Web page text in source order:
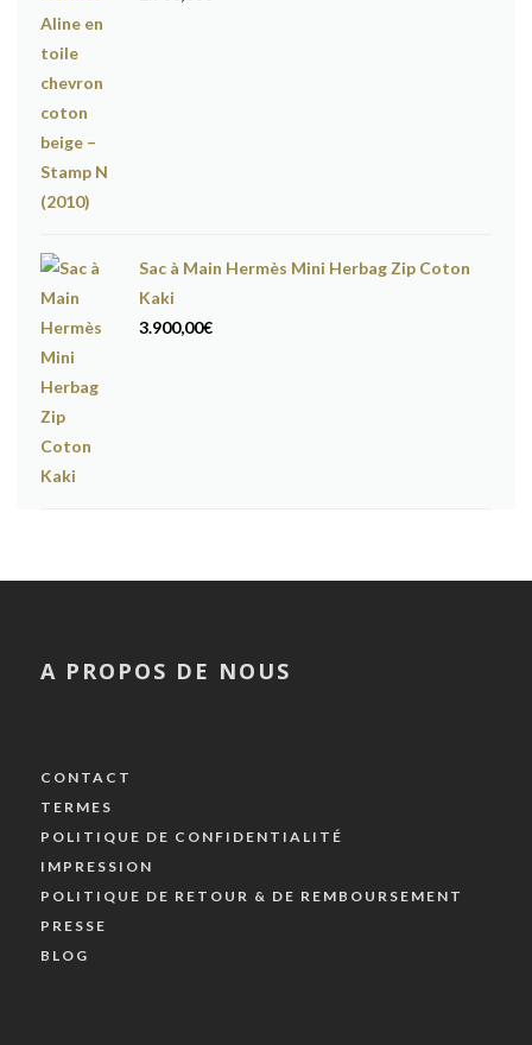
Sac à Main Hermès Mini Herbag Zip Coton
Kaki
3.900,00€
A PROPOS DE NOUS
CONTACT
TERMES
POLITIQUE DE CONFIDENTIALITÉ
IMPRESSION
POLITIQUE DE RETOUR & DE REMBOURSEMENT
PRESSE
BLOG